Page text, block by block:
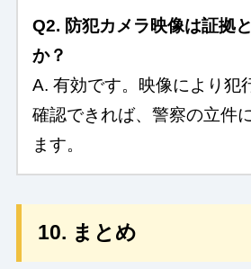
Q2. 防犯カメラ映像は証拠
か？
A. 有効です。映像により犯
確認できれば、警察の立件
ます。
10. まとめ